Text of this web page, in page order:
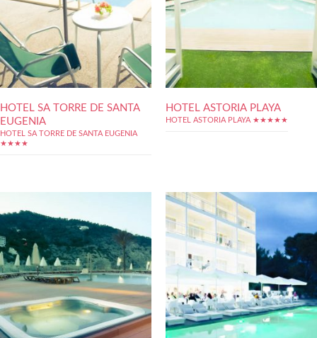
HOTEL SA TORRE DE SANTA
EUGENIA
HOTEL SA TORRE DE SANTA EUGENIA
★★★★
HOTEL ASTORIA PLAYA
HOTEL ASTORIA PLAYA ★★★★★